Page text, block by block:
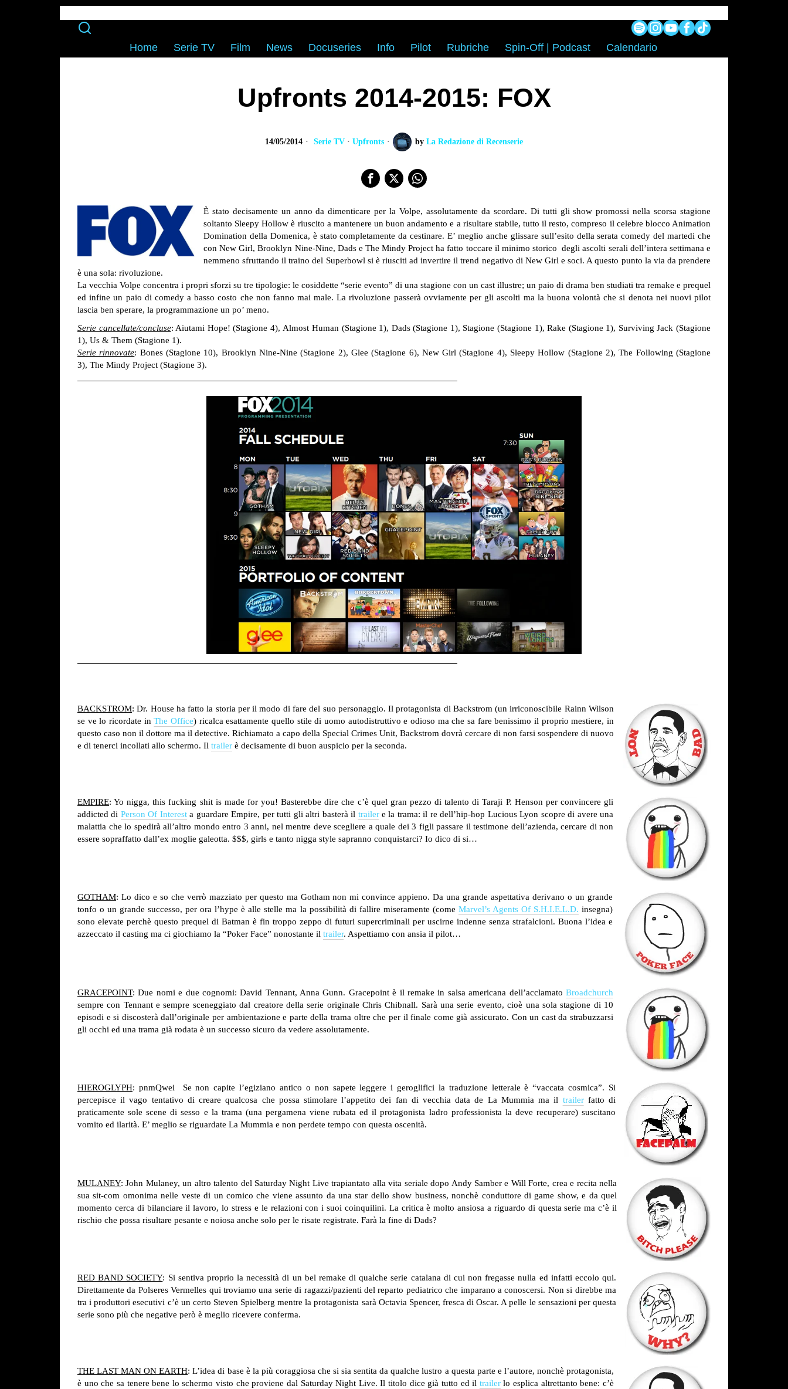
Home Serie TV Film News Docuseries Info Pilot Rubriche Spin-Off | Podcast Calendario
Upfronts 2014-2015: FOX
14/05/2014 Serie TV · Upfronts by La Redazione di Recenserie
È stato decisamente un anno da dimenticare per la Volpe, assolutamente da scordare. Di tutti gli show promossi nella scorsa stagione
soltanto Sleepy Hollow è riuscito a mantenere un buon andamento e a risultare stabile, tutto il resto, compreso il celebre blocco Animation
Domination della Domenica, è stato completamente da cestinare. E’ meglio anche glissare sull’esito della serata comedy del martedi che
con New Girl, Brooklyn Nine-Nine, Dads e The Mindy Project ha fatto toccare il minimo storico degli ascolti serali dell’intera settimana e
nemmeno sfruttando il traino del Superbowl si è riusciti ad invertire il trend negativo di New Girl e soci. A questo punto la via da prendere
è una sola: rivoluzione.
La vecchia Volpe concentra i propri sforzi su tre tipologie: le cosiddette “serie evento” di una stagione con un cast illustre; un paio di drama ben studiati tra remake e prequel
ed infine un paio di comedy a basso costo che non fanno mai male. La rivoluzione passerà ovviamente per gli ascolti ma la buona volontà che si denota nei nuovi pilot
lascia ben sperare, la programmazione un po’ meno.
Serie cancellate/concluse: Aiutami Hope! (Stagione 4), Almost Human (Stagione 1), Dads (Stagione 1), Stagione (Stagione 1), Rake (Stagione 1), Surviving Jack (Stagione
1), Us & Them (Stagione 1).
Serie rinnovate: Bones (Stagione 10), Brooklyn Nine-Nine (Stagione 2), Glee (Stagione 6), New Girl (Stagione 4), Sleepy Hollow (Stagione 2), The Following (Stagione
3), The Mindy Project (Stagione 3).
BACKSTROM: Dr. House ha fatto la storia per il modo di fare del suo personaggio. Il protagonista di Backstrom (un irriconoscibile Rainn Wilson
se ve lo ricordate inThe Office) ricalca esattamente quello stile di uomo autodistruttivo e odioso ma che sa fare benissimo il proprio mestiere, in
questo caso non il dottore ma il detective. Richiamato a capo della Special Crimes Unit, Backstrom dovrà cercare di non farsi sospendere di nuovo
e di tenerci incollati allo schermo. Il trailer è decisamente di buon auspicio per la seconda.
EMPIRE: Yo nigga, this fucking shit is made for you! Basterebbe dire che c’è quel gran pezzo di talento di Taraji P. Henson per convincere gli
addicted di Person Of Interesta guardare Empire, per tutti gli altri basterà il trailere la trama: il re dell’hip-hop Lucious Lyon scopre di avere una
malattia che lo spedirà all’altro mondo entro 3 anni, nel mentre deve scegliere a quale dei 3 figli passare il testimone dell’azienda, cercare di non
essere sopraffatto dall’ex moglie galeotta. $$$, girls e tanto nigga style sapranno conquistarci? Io dico di si…
GOTHAM: Lo dico e so che verrò mazziato per questo ma Gotham non mi convince appieno. Da una grande aspettativa derivano o un grande
tonfo o un grande successo, per ora l’hype è alle stelle ma la possibilità di fallire miseramente (come Marvel’s Agents Of S.H.I.E.L.D. insegna)
sono elevate perchè questo prequel di Batman è fin troppo zeppo di futuri supercriminali per uscirne indenne senza strafalcioni. Buona l’idea e
azzeccato il casting ma ci giochiamo la “Poker Face” nonostante il trailer. Aspettiamo con ansia il pilot…
GRACEPOINT: Due nomi e due cognomi: David Tennant, Anna Gunn. Gracepoint è il remake in salsa americana dell’acclamato Broadchurch
sempre con Tennant e sempre sceneggiato dal creatore della serie originale Chris Chibnall. Sarà una serie evento, cioè una sola stagione di 10
episodi e si discosterà dall’originale per ambientazione e parte della trama oltre che per il finale come già assicurato. Con un cast da strabuzzarsi
gli occhi ed una trama già rodata è un successo sicuro da vedere assolutamente.
HIEROGLYPH: pnmQwei Se non capite l’egiziano antico o non sapete leggere i geroglifici la traduzione letterale è “vaccata cosmica”. Si
percepisce il vago tentativo di creare qualcosa che possa stimolare l’appetito dei fan di vecchia data de La Mummia ma il trailerfatto di
praticamente sole scene di sesso e la trama (una pergamena viene rubata ed il protagonista ladro professionista la deve recuperare) suscitano
vomito ed ilarità. E’ meglio se riguardate La Mummia e non perdete tempo con questa oscenità.
MULANEY: John Mulaney, un altro talento del Saturday Night Live trapiantato alla vita seriale dopo Andy Samber e Will Forte, crea e recita nella
sua sit-com omonima nelle veste di un comico che viene assunto da una star dello show business, nonchè conduttore di game show, e da quel
momento cerca di bilanciare il lavoro, lo stress e le relazioni con i suoi coinquilini. La critica è molto ansiosa a riguardo di questa serie ma c’è il
rischio che possa risultare pesante e noiosa anche solo per le risate registrate. Farà la fine di Dads?
RED BAND SOCIETY: Si sentiva proprio la necessità di un bel remake di qualche serie catalana di cui non fregasse nulla ed infatti eccolo qui.
Direttamente da Polseres Vermelles qui troviamo una serie di ragazzi/pazienti del reparto pediatrico che imparano a conoscersi. Non si direbbe ma
tra i produttori esecutivi c’è un certo Steven Spielberg mentre la protagonista sarà Octavia Spencer, fresca di Oscar. A pelle le sensazioni per questa
serie sono più che negative però è meglio ricevere conferma.
THE LAST MAN ON EARTH: L’idea di base è la più coraggiosa che si sia sentita da qualche lustro a questa parte e l’autore, nonchè protagonista,
è uno che sa tenere bene lo schermo visto che proviene dal Saturday Night Live. Il titolo dice già tutto ed il trailerlo esplica altrettanto bene: c’è